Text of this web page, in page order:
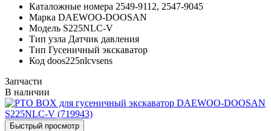
Каталожные номера 2549-9112, 2547-9045
Марка DAEWOO-DOOSAN
Модель S225NLC-V
Тип узла Датчик давления
Тип Гусеничный экскаватор
Код doos225nlcvsens
Запчасти
В наличии